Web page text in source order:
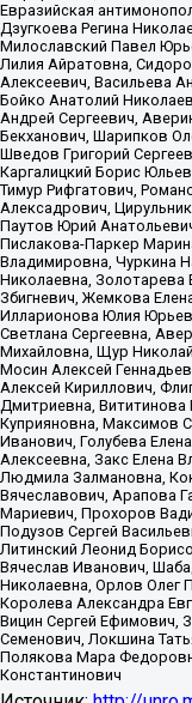
Евразийская
Дзугкоева Регина
Милославский Павел
Лилия Айратовна,
Алексеевич, Васильева
Бойко Анатолий
Андрей Сергеевич,
Бекханович, Шарипков
Шведов Григорий
Каргалицкий Борис
Тимур Рифгатович,
Алексадрович,
Паутов Юрий
Пислакова-Паркер
Владимировна, Чуркина
Николаевна, Золотарева
Збигневич, Жемкова
Илларионова Юлия
Светлана Сергеевна,
Михайловна, Щур
Мосин Алексей
Алексей Кириллович,
Дмитриевна, Вититинова
Куприяновна, Максимов
Иванович, Голубева
Алексеевна, Закс Елена
Людмила Залмановна,
Вячеславович, Арапова
Мариевич, Прохоров
Подузов Сергей
Литинский Леонид
Вячеслав Иванович,
Николаевна, Орлов Олег
Королева Александра
Вицин Сергей Ефимович,
Семенович, Локшина
Полякова Мара
Константинович